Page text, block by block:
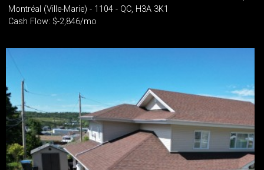
Montréal (Ville-Marie) - 1104 - QC, H3A 3K1
Cash Flow: $-2,846/mo